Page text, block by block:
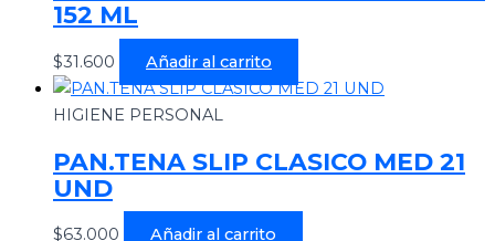
152 ML
$31.600 Añadir al carrito
HIGIENE PERSONAL
PAN.TENA SLIP CLASICO MED 21
UND
$63.000 Añadir al carrito